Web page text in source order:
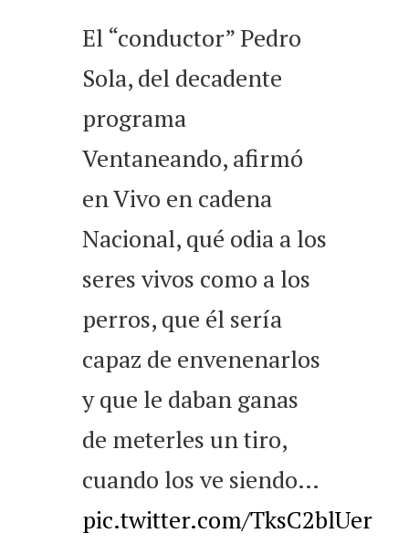
El “conductor” Pedro
Sola, del decadente
programa
Ventaneando, afirmó
en Vivo en cadena
Nacional, qué odia a los
seres vivos como a los
perros, que él sería
capaz de envenenarlos
y que le daban ganas
de meterles un tiro,
cuando los ve siendo…
pic.twitter.com/TksC2blUer